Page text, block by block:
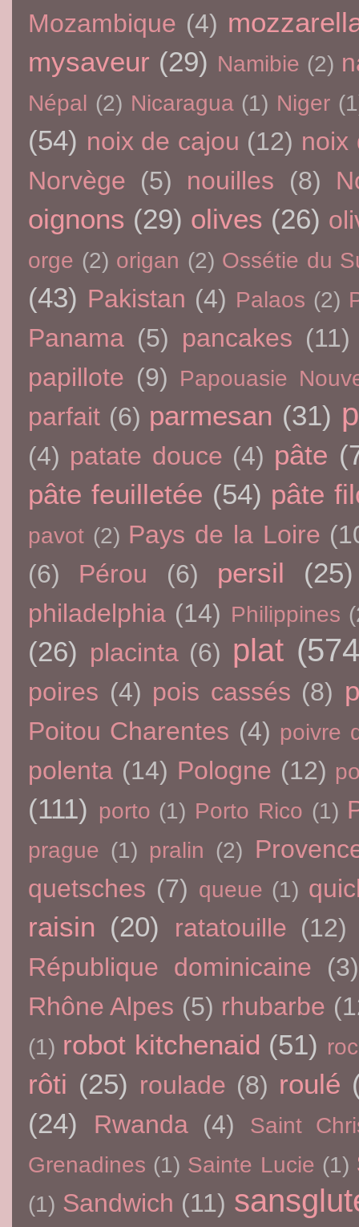
Mozambique (4)
mysaveur (29) Namibie (2)
Népal (2) Nicaragua (1) Niger
(54) noix de cajou (12) noix
Norvège (5) nouilles (8)
oignons (29) olives (26)
orge (2) origan (2) Ossétie du
(43) Pakistan (4) Palaos (2)
Panama (5) pancakes (11)
papillote (9) Papouasie
parfait (6) parmesan (31)
(4) patate douce (4) pâte
pâte feuilletée (54) pâte
pavot (2) Pays de la Loire
(6)
Pérou (6) persil (25)
philadelphia (14) Philippines
(26) placinta (6) plat
poires (4) pois cassés (8)
Poitou Charentes (4) poivre
polenta (14) Pologne (12)
(111) porto (1) Porto Rico (1)
prague (1) pralin (2)
quetsches (7) queue (1)
raisin (20) ratatouille (12)
République dominicaine
(3)
Rhône Alpes (5) rhubarbe
(1) robot kitchenaid (51)
rôti (25) roulade (8) roulé
(24)
Rwanda (4)
Saint
Grenadines (1) Sainte Lucie (1)
(1) Sandwich (11)